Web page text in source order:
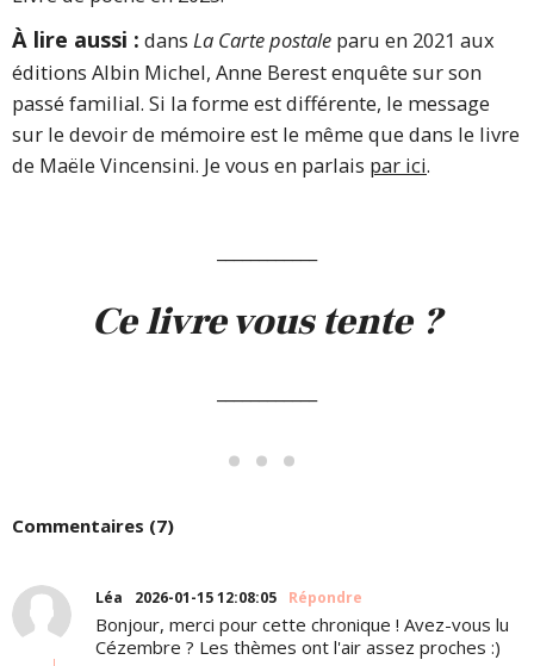
À lire aussi : dans La Carte postale paru en 2021 aux
éditions Albin Michel, Anne Berest enquête sur son
passé familial. Si la forme est différente, le message
sur le devoir de mémoire est le même que dans le livre
de Maële Vincensini. Je vous en parlais par ici.
Ce livre vous tente ?
Commentaires (7)
Léa 2026-01-15 12:08:05 Répondre
Bonjour, merci pour cette chronique ! Avez-vous lu
Cézembre ? Les thèmes ont l'air assez proches :)